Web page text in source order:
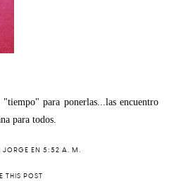
para ponerlas...las encuentro
para todos.
JORGE EN 5:52 A. M.
THIS POST